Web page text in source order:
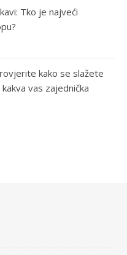
Tko je najveći
kako se slažete
vas zajednička